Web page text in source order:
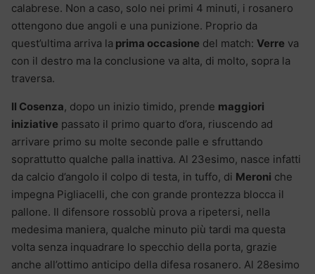
calabrese. Non a caso, solo nei primi 4 minuti, i rosanero
ottengono due angoli e una punizione. Proprio da
quest’ultima arriva la prima occasione del match: Verre va
con il destro ma la conclusione va alta, di molto, sopra la
traversa.
Il Cosenza, dopo un inizio timido, prende maggiori
iniziative passato il primo quarto d’ora, riuscendo ad
arrivare primo su molte seconde palle e sfruttando
soprattutto qualche palla inattiva. Al 23esimo, nasce infatti
da calcio d’angolo il colpo di testa, in tuffo, di Meroni che
impegna Pigliacelli, che con grande prontezza blocca il
pallone. Il difensore rossoblù prova a ripetersi, nella
medesima maniera, qualche minuto più tardi ma questa
volta senza inquadrare lo specchio della porta, grazie
anche all’ottimo anticipo della difesa rosanero. Al 28esimo